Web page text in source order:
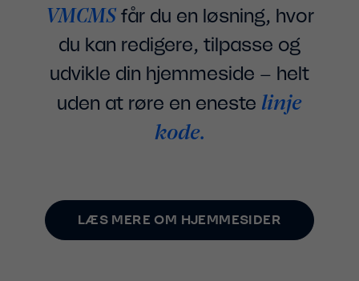
VMCMSfår du en løsning, hvor
du kan redigere, tilpasse og
udvikle din hjemmeside – helt
uden at røre en eneste linje
kode.
LÆS MERE OM HJEMMESIDER